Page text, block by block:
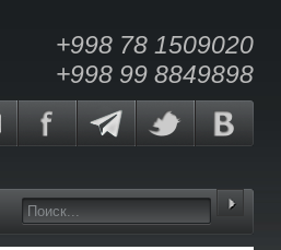
+998 78 1509020
+998 99 8849898